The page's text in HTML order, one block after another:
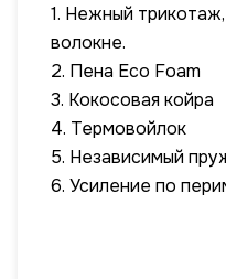
1. Нежный
волокне.
2. Пена Eco Foam
3. Кокосовая койра
4. Термовойлок
5. Независимый
6. Усиление по